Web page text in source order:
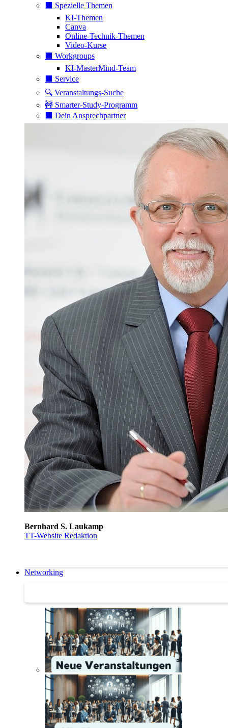
⬛️ Spezielle Themen
KI-Themen
Canva
Online-Technik-Themen
Video-Kurse
⬛️ Workgroups
KI-MasterMind-Team
⬛️ Service
🔍 Veranstaltungs-Suche
🚧 Smarter-Study-Programm
⬛️ Dein Ansprechpartner
Bernhard S. Laukamp
TT-Website Redaktion
Networking